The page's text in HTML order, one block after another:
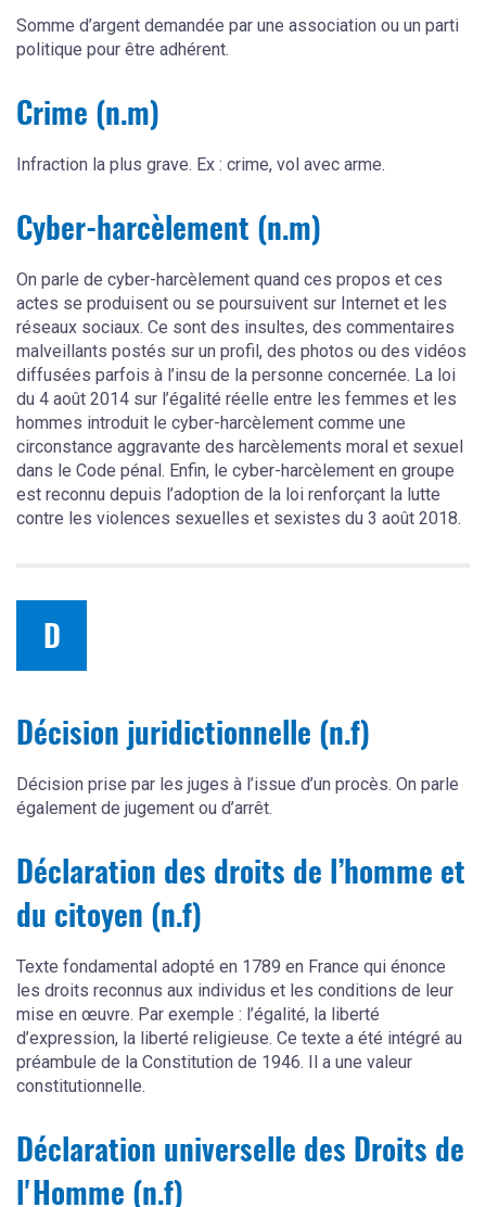
Somme d’argent demandée par une association ou un parti
politique pour être adhérent.
Crime (n.m)
Infraction la plus grave. Ex : crime, vol avec arme.
Cyber-harcèlement (n.m)
On parle de cyber-harcèlement quand ces propos et ces
actes se produisent ou se poursuivent sur Internet et les
réseaux sociaux. Ce sont des insultes, des commentaires
malveillants postés sur un profil, des photos ou des vidéos
diffusées parfois à l’insu de la personne concernée. La loi
du 4 août 2014 sur l’égalité réelle entre les femmes et les
hommes introduit le cyber-harcèlement comme une
circonstance aggravante des harcèlements moral et sexuel
dans le Code pénal. Enfin, le cyber-harcèlement en groupe
est reconnu depuis l’adoption de la loi renforçant la lutte
contre les violences sexuelles et sexistes du 3 août 2018.
D
Décision juridictionnelle (n.f)
Décision prise par les juges à l’issue d’un procès. On parle
également de jugement ou d’arrêt.
Déclaration des droits de l’homme et
du citoyen (n.f)
Texte fondamental adopté en 1789 en France qui énonce
les droits reconnus aux individus et les conditions de leur
mise en œuvre. Par exemple : l’égalité, la liberté
d’expression, la liberté religieuse. Ce texte a été intégré au
préambule de la Constitution de 1946. Il a une valeur
constitutionnelle.
Déclaration universelle des Droits de
l'Homme (n.f)